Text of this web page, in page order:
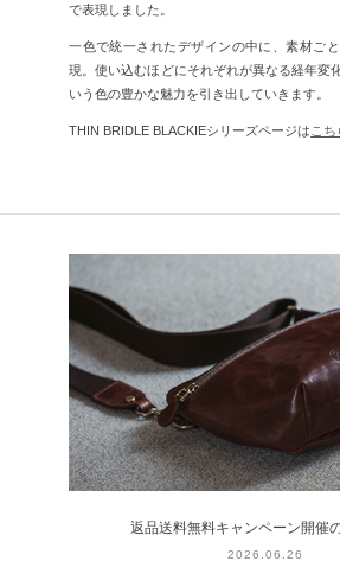
で表現しました。
一色で統一されたデザインの中に、素材ご
現。使い込むほどにそれぞれが異なる経年変
いう色の豊かな魅力を引き出していきます。
THIN BRIDLE BLACKIEシリーズページは こち
返品送料無料キャンペーン開催
2026.06.26